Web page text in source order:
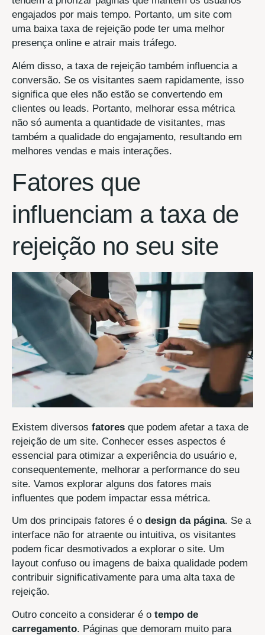
engajados por mais tempo. Portanto, um site com
uma baixa taxa de rejeição pode ter uma melhor
presença online e atrair mais tráfego.
Além disso, a taxa de rejeição também influencia a
conversão. Se os visitantes saem rapidamente, isso
significa que eles não estão se convertendo em
clientes ou leads. Portanto, melhorar essa métrica
não só aumenta a quantidade de visitantes, mas
também a qualidade do engajamento, resultando em
melhores vendas e mais interações.
Fatores que
influenciam a taxa de
rejeição no seu site
Existem diversos fatores que podem afetar a taxa de
rejeição de um site. Conhecer esses aspectos é
essencial para otimizar a experiência do usuário e,
consequentemente, melhorar a performance do seu
site. Vamos explorar alguns dos fatores mais
influentes que podem impactar essa métrica.
Um dos principais fatores é o design da página. Se a
interface não for atraente ou intuitiva, os visitantes
podem ficar desmotivados a explorar o site. Um
layout confuso ou imagens de baixa qualidade podem
contribuir significativamente para uma alta taxa de
rejeição.
Outro conceito a considerar é o tempo de
carregamento. Páginas que demoram muito para